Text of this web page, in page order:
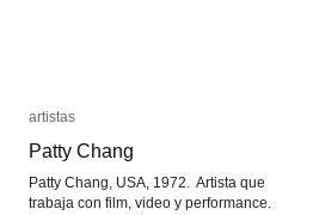
artistas
Patty Chang
Patty Chang, USA, 1972. Artista que
trabaja con film, video y performance.
artistas
Patty Chang